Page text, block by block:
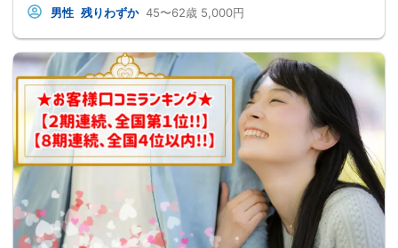
男性 残りわずか 45〜62歳 5,000円